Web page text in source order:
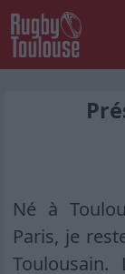
Né à
Paris, je